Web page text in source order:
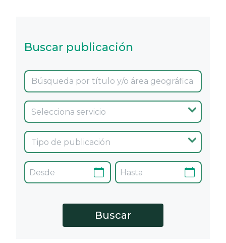
Buscar publicación